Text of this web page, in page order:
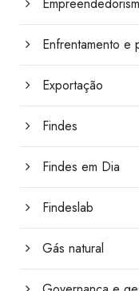
Enfrentamento e
Exportação
Findes
Findes em Dia
Findeslab
Gás natural